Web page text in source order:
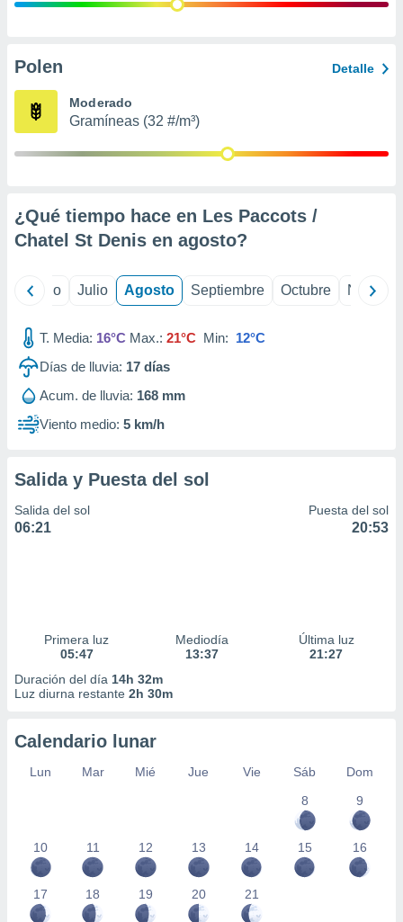
publicidad
de
Polen Detalle
Moderado
Gramíneas (32 #/m³)
¿Qué tiempo hace en Les Paccots /
Chatel St Denis en agosto?
Junio Julio Agosto Septiembre Octubre
T. Media: 16°C Max.: 21°C Min: 12°C
Días de lluvia: 17 días
Acum. de lluvia: 168 mm
Viento medio: 5 km/h
Salida y Puesta del sol
Salida del sol
06:21
Puesta del sol
20:53
Primera luz
05:47
Mediodía
13:37
Última luz
21:27
Duración del día 14h 32m
Luz diurna restante 2h 30m
Calendario lunar
Lun Mar Mié Jue Vie Sáb
Dom
8
9
10 11 12 13 14 15 16
17 18 19 20 21